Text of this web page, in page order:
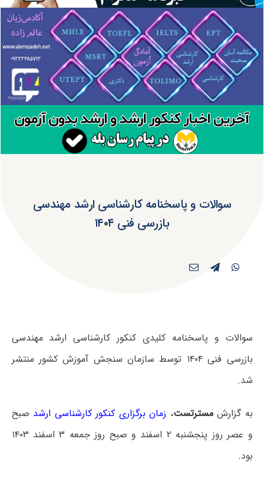
سوالات و پاسخنامه کارشناسی ارشد مهندسی
بازرسی فنی ۱۴۰۴
سوالات و پاسخنامه کلیدی کنکور کارشناسی ارشد مهندسی
بازرسی فنی ۱۴۰۴ توسط سازمان سنجش آموزش کشور منتشر
شد.
به گزارشمسترتست، زمان برگزاری کنکور کارشناسی ارشد صبح
و عصر روز پنجشنبه ۲ اسفند و صبح روز جمعه ۳ اسفند ۱۴۰۳
بود.